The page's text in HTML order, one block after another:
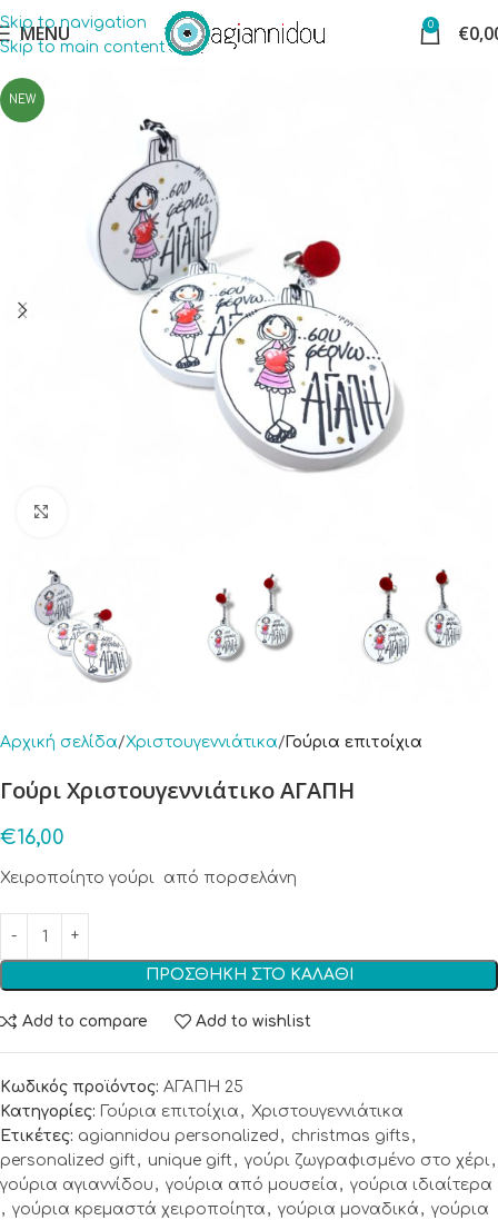
Skip to navigation
Skip to main content
MENU 0 €
NEW
Αρχική σελίδα Χριστουγεννιάτικα Γούρια επιτοίχια
Γούρι Χριστουγεννιάτικο ΑΓΑΠΗ
€16,00
Χειροποίητο γούρι από πορσελάνη
ΠΡΟΣΘΉΚΗ ΣΤΟ ΚΑΛΆΘΙ
Add to compare Add to wishlist
Κωδικός προϊόντος: ΑΓΑΠΗ 25
Κατηγορίες:
Γούρια επιτοίχια , Χριστουγεννιάτικα
Ετικέτες: agiannidou personalized , christmas gifts ,
personalized gift, unique gift, γούρι ζωγραφισμένο στο χέρι,
γούρια αγιαννίδου , γούρια από μουσεία , γούρια ιδιαίτερα
, γούρια κρεμαστά χειροποίητα , γούρια μοναδικά , γούρια